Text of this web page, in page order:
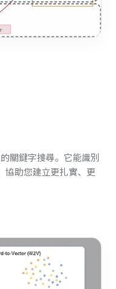
關鍵字搜尋。它能識別
協助您建立更扎實、更